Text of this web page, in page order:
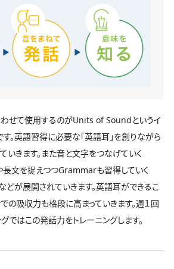
わせて使用するのがUnits of Soundというイ
。英語習得に必要な「英語耳」を創りながら
いきます。また音と文字をつなげていく
文を捉えつつGrammarも習得していく
が展開されていきます。英語耳ができるこ
での吸収力も格段に高まっていきます。週１回
ではこの発話力をトレーニングします。